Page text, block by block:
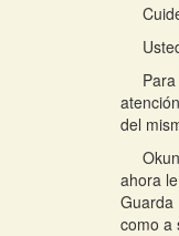
del
ahora
como a